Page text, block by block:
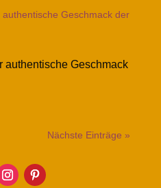
authentische Geschmack
Nächste Einträge »